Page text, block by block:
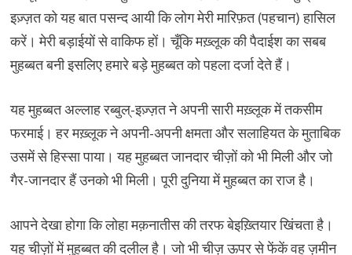
इज़्ज़त को यह बात पसन्द आयी कि लोग मेरी मारिफ़त (पहचान) हासिल
करें। मेरी बड़ाईयों से वाकिफ हों। चूँकि मख़्लूक की पैदाईश का सबब
मुहब्बत बनी इसलिए हमारे बड़े मुहब्बत को पहला दर्जा देते हैं।
यह मुहब्बत अल्लाह रब्बुल्-इज़्ज़त ने अपनी सारी मख़्लूक में तकसीम
फरमाई। हर मख़्लूक ने अपनी-अपनी क्षमता और सलाहियत के मुताबिक
उसमें से हिस्सा पाया। यह मुहब्बत जानदार चीज़ों को भी मिली और जो
गैर-जानदार हैं उनको भी मिली। पूरी दुनिया में मुहब्बत का राज है।
आपने देखा होगा कि लोहा मक़नातीस की तरफ बेइख़्तियार खिंचता है।
यह चीज़ों में मुहब्बत की दलील है। जो भी चीज़ ऊपर से फेंकें वह ज़मीन